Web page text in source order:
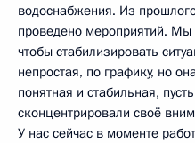
водоснабжения. Из
проведено мероприятий. Мы
чтобы стабилизировать
непростая, по графику, но
понятная и стабильная,
сконцентрировали своё
У нас сейчас в моменте